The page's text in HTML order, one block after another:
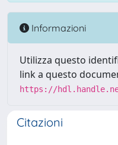
Informazioni
Utilizza questo
link a questo
https://
Citazioni